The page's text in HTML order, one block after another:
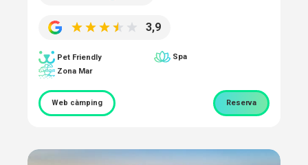
3,9
Pet Friendly
Spa
Zona Mar
Web càmping Reserva